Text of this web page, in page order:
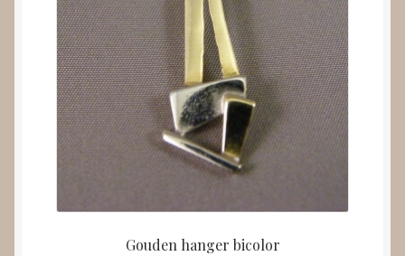
Gouden hanger bicolor